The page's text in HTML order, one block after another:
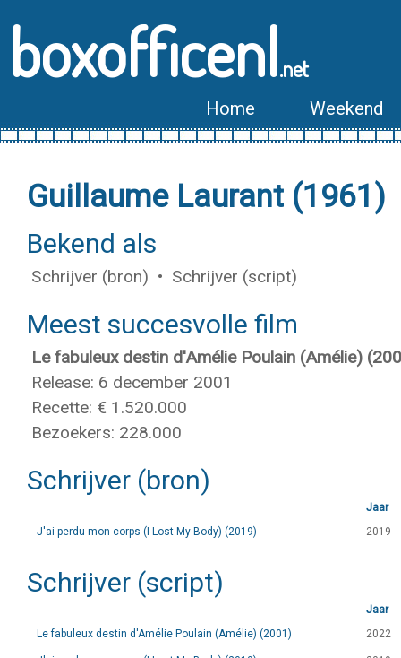
boxofficenl.net
Home Weekend
Guillaume Laurant (1961)
Bekend als
Schrijver (bron) • Schrijver (script)
Meest succesvolle film
Le fabuleux destin d'Amélie Poulain (Amélie)
Release: 6 december 2001
Recette: € 1.520.000
Bezoekers: 228.000
Schrijver (bron)
Jaar
J'ai perdu mon corps (I Lost My Body) (2019)
2019
Schrijver (script)
Jaar
Le fabuleux destin d'Amélie Poulain (Amélie) (2001)
2022